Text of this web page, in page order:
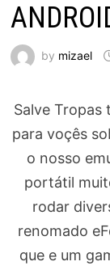
by mizael
Salve Tropas
para voçês
o nosso
portátil
rodar
renomado
que e um